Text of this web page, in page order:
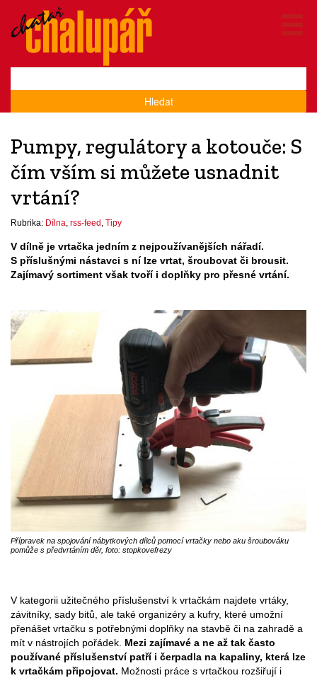
Hledat
Pumpy, regulátory a kotouče: S
čím vším si můžete usnadnit
vrtání?
Rubrika: Dílna rss-feed Tipy
Přípravek na spojování nábytkových dílců pomocí vrtačky nebo aku šroubováku
pomůže s předvrtáním děr, foto: stopkovefrezy
V dílně je vrtačka jedním z nejpoužívanějších nářadí.
S příslušnými nástavci s ní lze vrtat, šroubovat či brousit.
Zajímavý sortiment však tvoří i doplňky pro přesné vrtání.
V kategorii užitečného příslušenství k vrtačkám najdete vrtáky,
závitníky, sady bitů, ale také organizéry a kufry, které umožní
přenášet vrtačku s potřebnými doplňky na stavbě či na zahradě a
mít v nástrojích pořádek. Mezi zajímavé a ne až tak často
používané příslušenství patří i čerpadla na kapaliny, která lze
k vrtačkám připojovat. Možnosti práce s vrtačkou rozšiřují i